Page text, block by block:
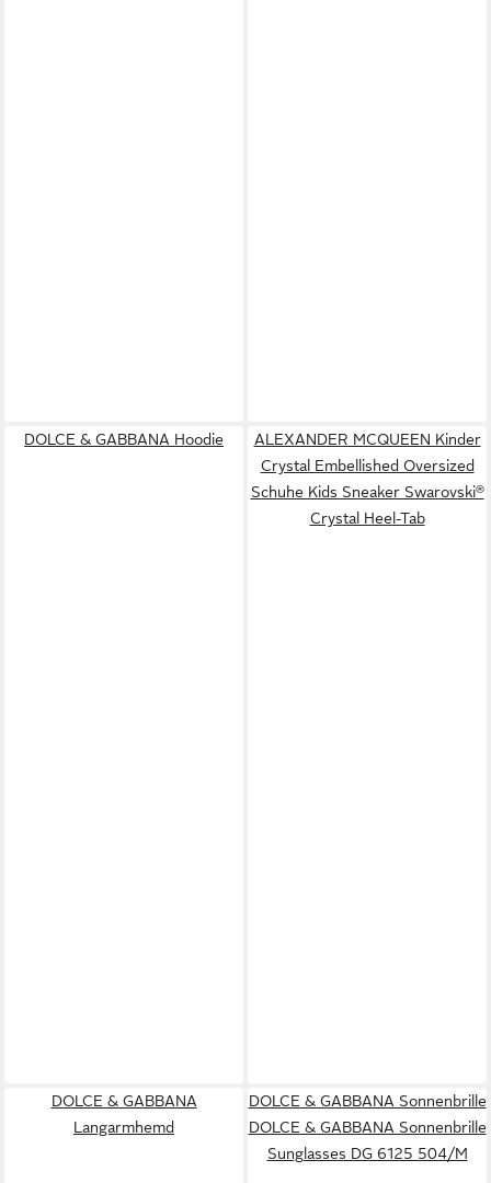
DOLCE & GABBANA Hoodie
ALEXANDER MCQUEEN Kinder
Crystal Embellished Oversized
Schuhe Kids Sneaker Swarovski®
Crystal Heel-Tab
DOLCE & GABBANA
Langarmhemd
DOLCE & GABBANA Sonnenbrille
DOLCE & GABBANA Sonnenbrille
Sunglasses DG 6125 504/M